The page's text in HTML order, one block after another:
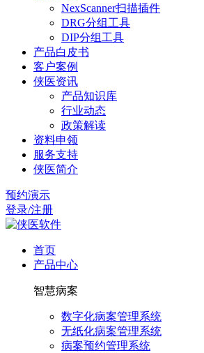
NexScanner扫描插件
DRG分组工具
DIP分组工具
产品白皮书
客户案例
侠医资讯
产品知识库
行业动态
政策解读
资料申领
服务支持
侠医简介
预约演示
登录/注册
首页
产品中心
智慧病案
数字化病案管理系统
无纸化病案管理系统
病案预约管理系统